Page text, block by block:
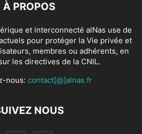
À PROPOS
et interconnecté alNas use de
pour protéger la Vie privée et
membres ou adhérents, en
les directives de la CNIL.
nous: contact[@]alnas.fr
NOUS